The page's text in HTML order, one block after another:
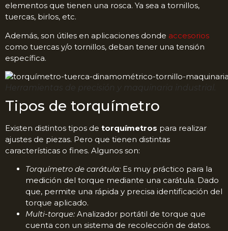
elementos que tienen una rosca. Ya sea a tornillos,
tuercas, birlos, etc.
Además, son útiles en aplicaciones donde accesorios
como tuercas y/o tornillos, deban tener una tensión
específica.
Herramientas de precisión y maquinaria industrial.
Tipos de torquímetro
Existen distintos tipos de torquímetros para realizar
ajustes de piezas. Pero que tienen distintas
características o fines. Algunos son:
Torquímetro de carátula: Es muy práctico para la
medición del torque mediante una carátula. Dado
que, permite una rápida y precisa identificación del
torque aplicado.
Multi-torque: Analizador portátil de torque que
cuenta con un sistema de recolección de datos.